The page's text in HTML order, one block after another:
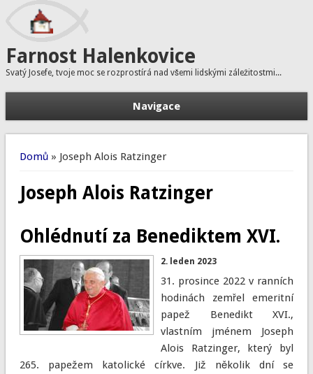
Farnost Halenkovice
Svatý Josefe, tvoje moc se rozprostírá nad všemi lidskými záležitostmi...
Navigace
Jste zde
Domů» Joseph Alois Ratzinger
Joseph Alois Ratzinger
Ohlédnutí za Benediktem XVI.
2. leden 2023
31. prosince 2022 v ranních
hodinách zemřel emeritní
papež Benedikt XVI.,
vlastním jménem Joseph
Alois Ratzinger, který byl
265. papežem katolické církve. Již několik dní se
Vyhledávání